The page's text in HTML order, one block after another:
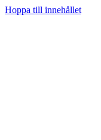
Hoppa till innehållet